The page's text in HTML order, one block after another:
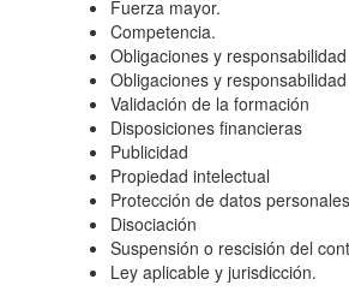
Fuerza mayor.
Competencia.
Obligaciones y
Obligaciones y
Validación de la formación
Disposiciones financieras
Publicidad
Propiedad intelectual
Protección de datos personales
Disociación
Suspensión o rescisión del
Ley aplicable y jurisdicción.